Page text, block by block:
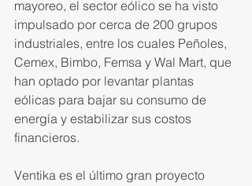
mayoreo, el sector eólico se ha visto
impulsado por cerca de 200 grupos
industriales, entre los cua­les Peñoles,
Cemex, Bimbo, Femsa y Wal Mart, que
han optado por levantar plantas
eólicas para bajar su consumo de
energía y estabilizar sus costos
financieros.
Ventika es el último gran pro­yecto